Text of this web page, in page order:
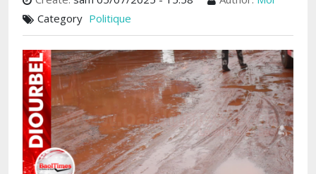
Category Politique